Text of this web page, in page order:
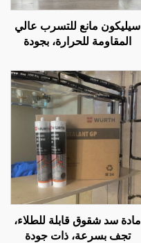
سيليكون مانع للتسرب عالي
المقاومة للحرارة، بجودة
ومقاوم للماء، أبيض نقي
مادة سد شقوق قابلة للطلاء،
تجف بسرعة، ذات جودة